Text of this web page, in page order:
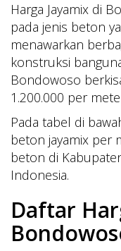
Harga Jayamix di
pada jenis beton
menawarkan
konstruksi
Bondowoso
1.200.000 per
Pada tabel di
beton jayamix per
beton di
Indonesia.
Daftar